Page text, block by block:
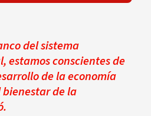
del sistema
estamos conscientes de
de la economía
de la